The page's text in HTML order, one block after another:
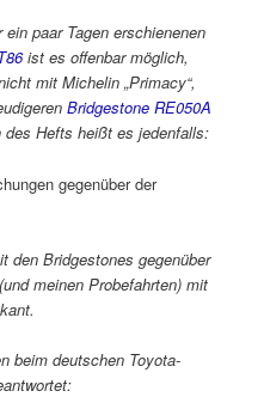
paar Tagen erschienenen
ist es offenbar möglich,
mit Michelin „Primacy“,
Bridgestone RE050A
Hefts heißt es jedenfalls:
gegenüber der
den Bridgestones gegenüber
(und meinen Probefahrten) mit
beim deutschen Toyota-